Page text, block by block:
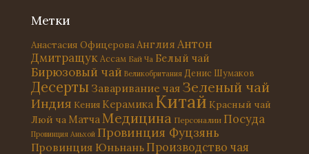
Метки
Анастасия ОфицероваАнглия Антон
Дмитращук Ассам Бай Ча Белый чай
Бирюзовый чай Великобритания Денис Шумаков
Десерты Заваривание чая Зеленый чай
Индия Кения Керамика Китай Красный чай
Люй ча МатчаМедицина Персоналии Посуда
Провинция Аньхой Провинция Фуцзянь
Провинция Юньнань Производство чая